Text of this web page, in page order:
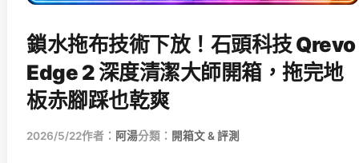
鎖水拖布技術下放！石頭科技 Qrevo
Edge 2 深度清潔大師開箱，拖完地
板赤腳踩也乾爽
2026/5/22作者： 阿湯分類： 開箱文 & 評測